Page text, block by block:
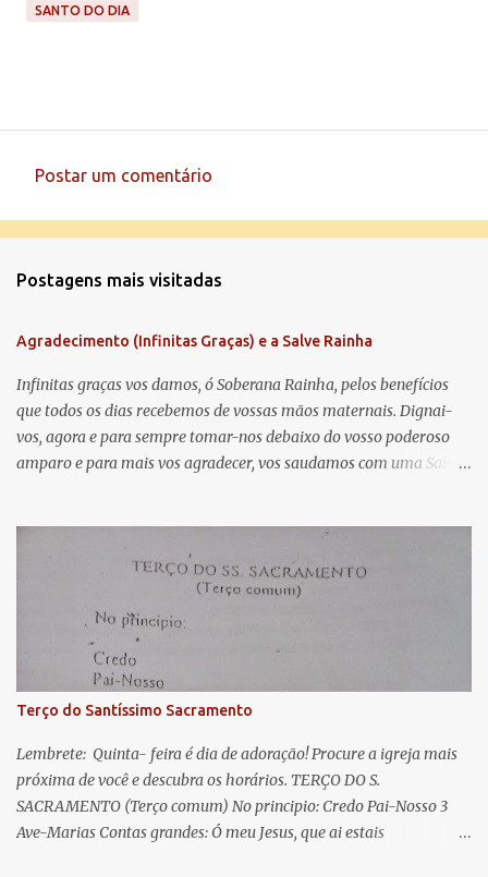
SANTO DO DIA
e
t
á
r
i
o
Postar um comentário
Postagens mais visitadas
Agradecimento (Infinitas Graças) e a Salve Rainha
Infinitas graças vos damos, ó Soberana Rainha, pelos benefícios
que todos os dias recebemos de vossas mãos maternais. Dignai-
vos, agora e para sempre tomar-nos debaixo do vosso poderoso
amparo e para mais vos agradecer, vos saudamos com uma Salve
lágrimas. Eia, pois, Advogada nossa, estes vossos olhos
misericordiosos a nós volvei, e depois deste desterro, mostrai-nos
Jesus. Bendito é o fruto do vosso ventre, ó clemente, ó piedosa, ó
doce e sempre Virgem Maria. Rogai por nós Santa Mãe de Deus.
Para que sejamos dignos das promessas de Cristo. Amém.
Terço do Santíssimo Sacramento
Lembrete: Quinta- feira é dia de adoração! Procure a igreja mais
próxima de você e descubra os horários. TERÇO DO S.
SACRAMENTO (Terço comum) No principio: Credo Pai-Nosso 3
Ave-Marias Contas grandes: Ó meu Jesus, que ai estais